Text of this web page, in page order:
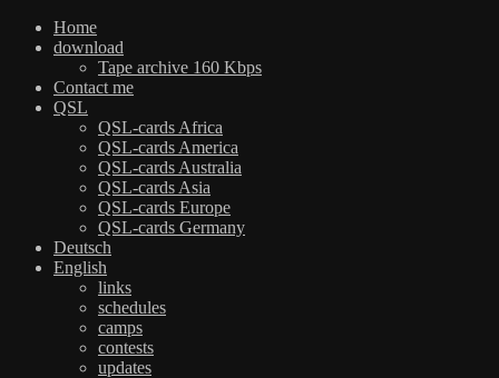
Home
download
Tape archive 160 Kbps
Contact me
QSL
QSL-cards Africa
QSL-cards America
QSL-cards Australia
QSL-cards Asia
QSL-cards Europe
QSL-cards Germany
Deutsch
English
links
schedules
camps
contests
updates